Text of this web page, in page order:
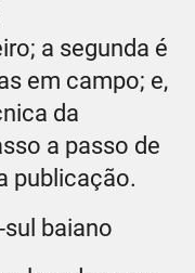
a segunda é
em campo; e,
da
a passo de
publicação.
baiano